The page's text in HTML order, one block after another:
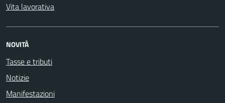
Vita lavorativa
NOVITÀ
Tasse e tributi
Notizie
Manifestazioni